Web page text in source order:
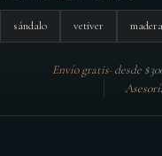
sándalo vetiver
Envío gratis· desde